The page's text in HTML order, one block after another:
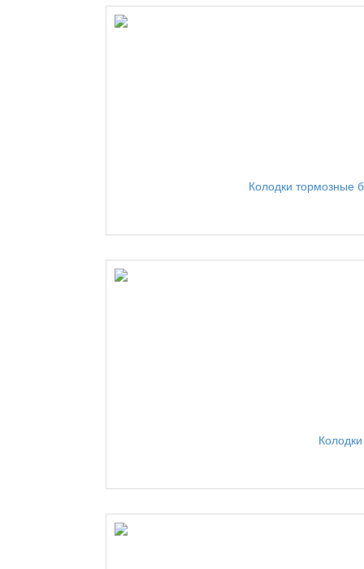
Колодки тормозные